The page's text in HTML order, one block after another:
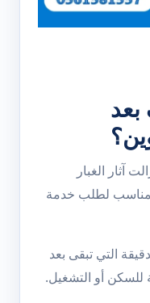
آثار الغبار
لطلب خدمة
التي تبقى بعد
للسكن أو التشغيل.